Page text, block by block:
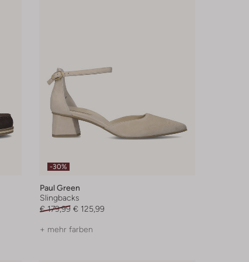
-30%
Paul Green
Slingbacks
€ 179,99 € 125,99
+ mehr farben